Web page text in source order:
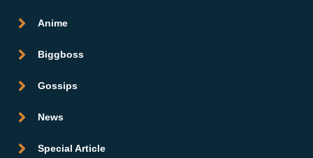
Anime
Biggboss
Gossips
News
Special Article